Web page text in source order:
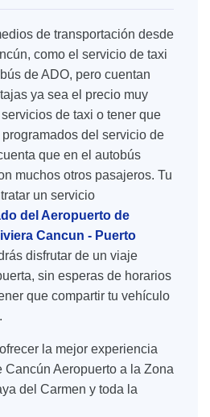
de transportación desde
como el servicio de taxi
de ADO, pero cuentan
ya sea el precio muy
de taxi o tener que
del servicio de
que en el autobús
muchos otros pasajeros. Tu
un servicio
del Aeropuerto de
Cancun - Puerto
disfrutar de un viaje
sin esperas de horarios
que compartir tu vehículo
la mejor experiencia
Cancún Aeropuerto a la Zona
del Carmen y toda la